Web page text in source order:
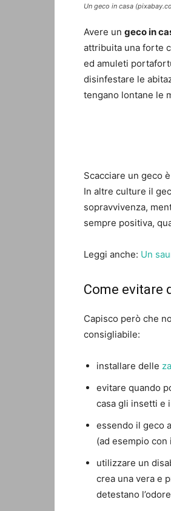
Un geco in casa
Avere un geco in
attribuita una forte
ed amuleti
disinfestare le
tengano lontane le
Scacciare un geco
In altre culture il
sopravvivenza,
sempre positiva,
Leggi anche: Un
Come evitare
Capisco però che
consigliabile:
installare delle
evitare quando
casa gli insetti e
essendo il geco
(ad esempio
utilizzare un
crea una vera e
detestano